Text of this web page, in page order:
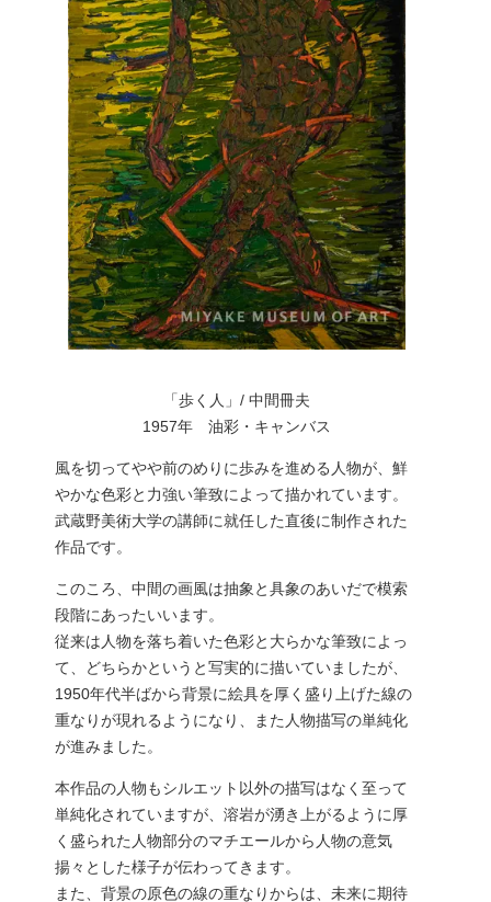
「歩く人」/ 中間冊夫
1957年 油彩・キャンバス
風を切ってやや前のめりに歩みを進める人物が、鮮
やかな色彩と力強い筆致によって描かれています。
武蔵野美術大学の講師に就任した直後に制作された
作品です。
このころ、中間の画風は抽象と具象のあいだで模索
段階にあったいいます。
従来は人物を落ち着いた色彩と大らかな筆致によっ
て、どちらかというと写実的に描いていましたが、
1950年代半ばから背景に絵具を厚く盛り上げた線の
重なりが現れるようになり、また人物描写の単純化
が進みました。
本作品の人物もシルエット以外の描写はなく至って
単純化されていますが、溶岩が湧き上がるように厚
く盛られた人物部分のマチエールから人物の意気
揚々とした様子が伝わってきます。
また、背景の原色の線の重なりからは、未来に期待